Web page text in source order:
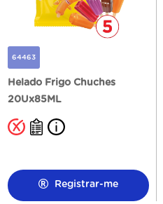
64463
Helado Frigo Chuches
20Ux85ML
Registrar-me